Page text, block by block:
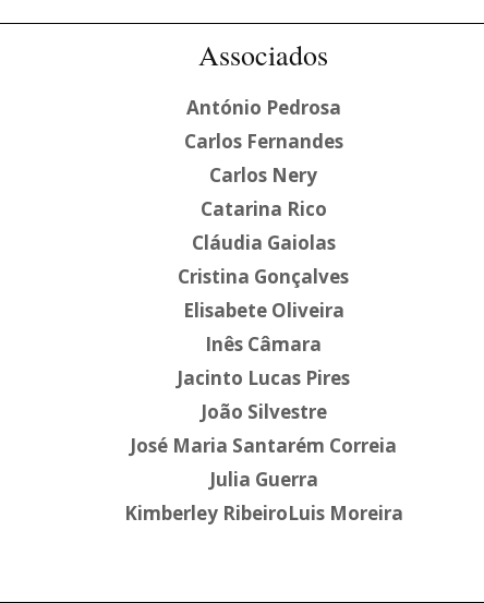
Associados
António Pedrosa
Carlos Fernandes
Carlos Nery
Catarina Rico
Cláudia Gaiolas
Cristina Gonçalves
Elisabete Oliveira
Inês Câmara
Jacinto Lucas Pires
João Silvestre
José Maria Santarém Correia
Julia Guerra
Kimberley RibeiroLuis Moreira